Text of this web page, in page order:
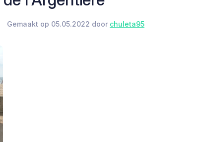
Gemaakt op 05.05.2022 door chuleta95